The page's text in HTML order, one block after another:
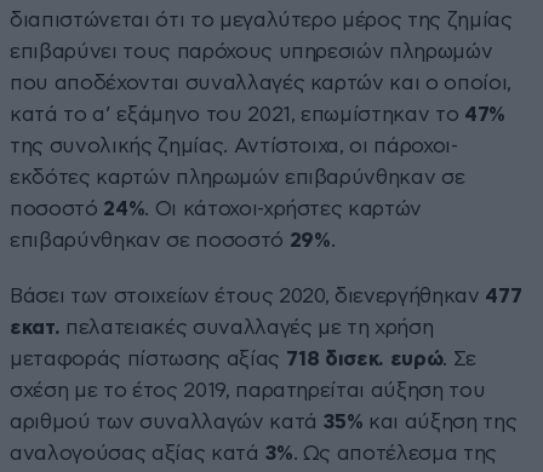
διαπιστώνεται ότι το μεγαλύτερο μέρος της ζημίας
επιβαρύνει τους παρόχους υπηρεσιών πληρωμών
που αποδέχονται συναλλαγές καρτών και ο οποίοι,
κατά το α’ εξάμηνο του 2021, επωμίστηκαν το 47%
της συνολικής ζημίας. Αντίστοιχα, οι πάροχοι-
εκδότες καρτών πληρωμών επιβαρύνθηκαν σε
ποσοστό 24%. Οι κάτοχοι-χρήστες καρτών
επιβαρύνθηκαν σε ποσοστό 29%.
Βάσει των στοιχείων έτους 2020, διενεργήθηκαν 477
εκατ. πελατειακές συναλλαγές με τη χρήση
μεταφοράς πίστωσης αξίας 718 δισεκ. ευρώ. Σε
σχέση με το έτος 2019, παρατηρείται αύξηση του
αριθμού των συναλλαγών κατά 35% και αύξηση της
αναλογούσας αξίας κατά 3%. Ως αποτέλεσμα της